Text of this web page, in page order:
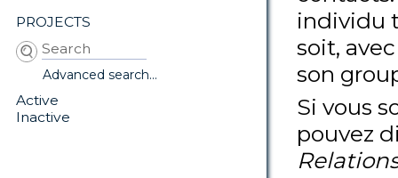
PROJECTS
Advanced search...
Active
Inactive
individu
soit,
son
Si vous
pouvez